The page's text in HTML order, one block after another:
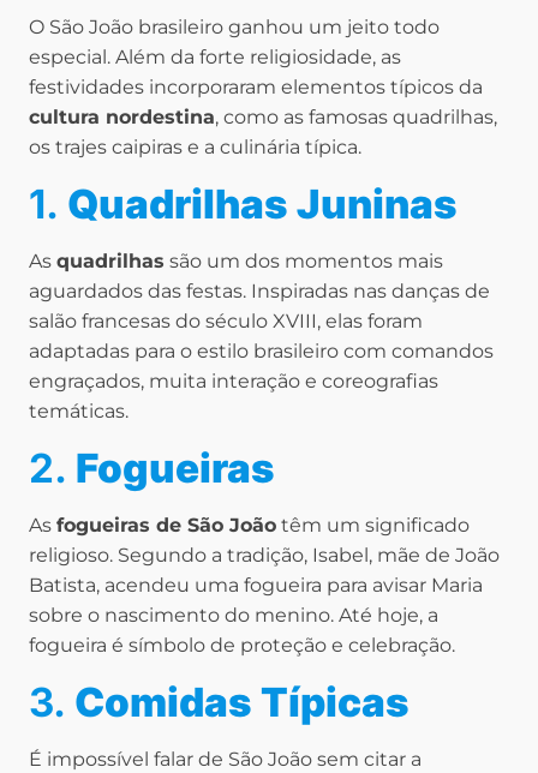
O São João brasileiro ganhou um jeito todo
especial. Além da forte religiosidade, as
festividades incorporaram elementos típicos da
cultura nordestina, como as famosas quadrilhas,
os trajes caipiras e a culinária típica.
1. Quadrilhas Juninas
As quadrilhas são um dos momentos mais
aguardados das festas. Inspiradas nas danças de
salão francesas do século XVIII, elas foram
adaptadas para o estilo brasileiro com comandos
engraçados, muita interação e coreografias
temáticas.
2. Fogueiras
As fogueiras de São João têm um significado
religioso. Segundo a tradição, Isabel, mãe de João
Batista, acendeu uma fogueira para avisar Maria
sobre o nascimento do menino. Até hoje, a
fogueira é símbolo de proteção e celebração.
3. Comidas Típicas
É impossível falar de São João sem citar a